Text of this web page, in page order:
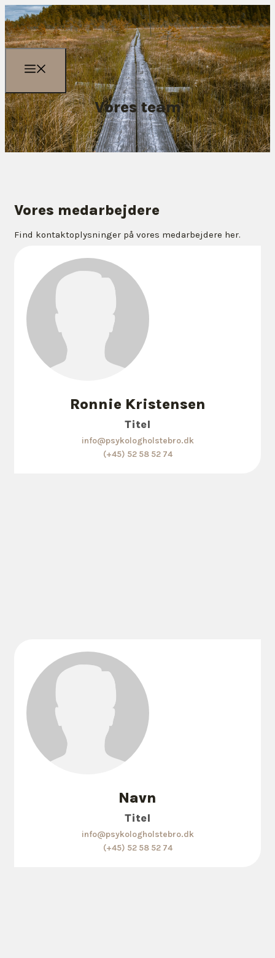
Vores team
Vores medarbejdere
Find kontaktoplysninger på vores medarbejdere her.
Ronnie Kristensen
Titel
info@psykologholstebro.dk
(+45) 52 58 52 74
Navn
Titel
info@psykologholstebro.dk
(+45) 52 58 52 74